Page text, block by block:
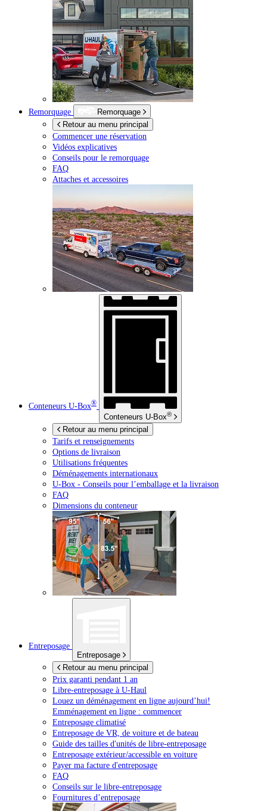
Remorquage
Remorquage
Retour au menu principal
Commencer une réservation
Vidéos explicatives
Conseils pour le remorquage
FAQ
Attaches et accessoires
Conteneurs U-Box®
Conteneurs U-Box®
Retour au menu principal
Tarifs et renseignements
Options de livraison
Utilisations fréquentes
Déménagements internationaux
U-Box - Conseils pour l’emballage et la livraison
FAQ
Dimensions du conteneur
Entreposage
Entreposage
Retour au menu principal
Prix garanti pendant 1 an
Libre-entreposage à U-Haul
Louez un déménagement en ligne aujourd’hui!
Emménagement en ligne : commencer
Entreposage climatisé
Entreposage de VR, de voiture et de bateau
Guide des tailles d'unités de libre-entreposage
Entreposage extérieur/accessible en voiture
Payer ma facture d'entreposage
FAQ
Conseils sur le libre-entreposage
Fournitures d’entreposage